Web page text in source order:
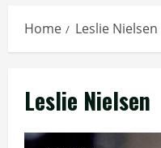
Home Leslie Nielsen
Leslie Nielsen